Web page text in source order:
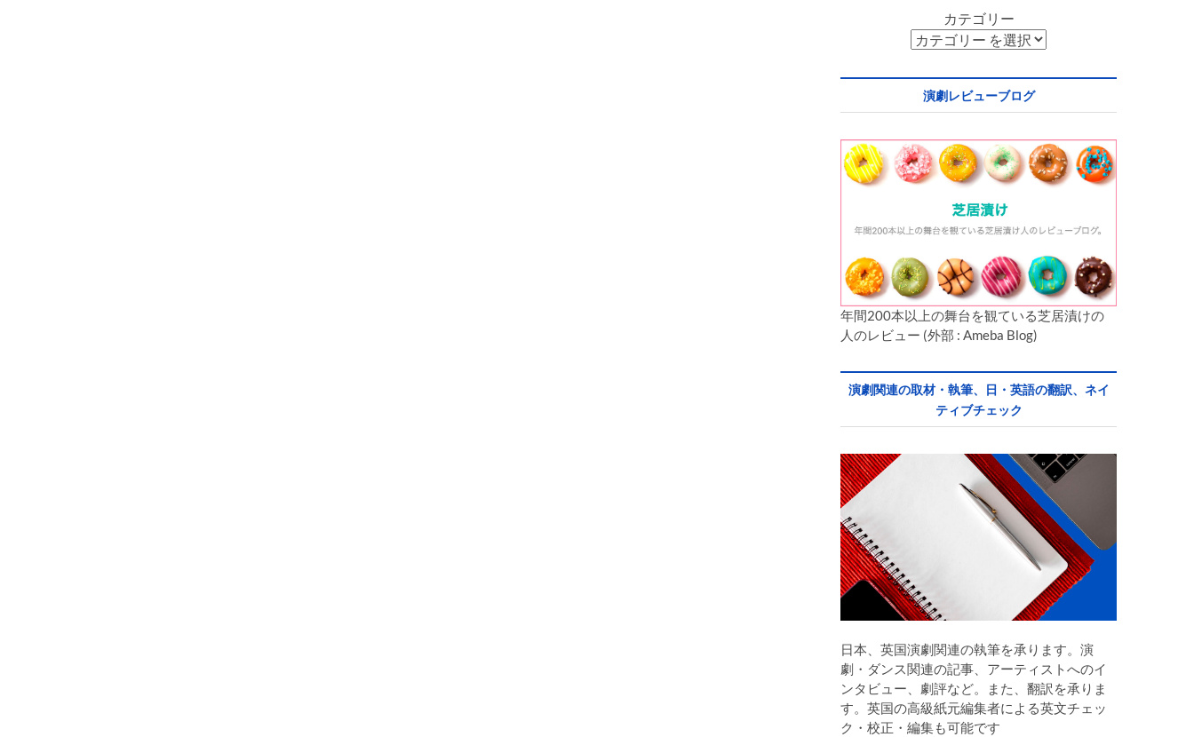
カテゴリー
演劇レビューブログ
年間200本以上の舞台を観ている芝居漬けの
人のレビュー (外部 : Ameba Blog)
演劇関連の取材・執筆、日・英語の翻訳、ネイ
ティブチェック
日本、英国演劇関連の執筆を承ります。演
劇・ダンス関連の記事、アーティストへのイ
ンタビュー、劇評など。また、翻訳を承りま
す。英国の高級紙元編集者による英文チェッ
ク・校正・編集も可能です